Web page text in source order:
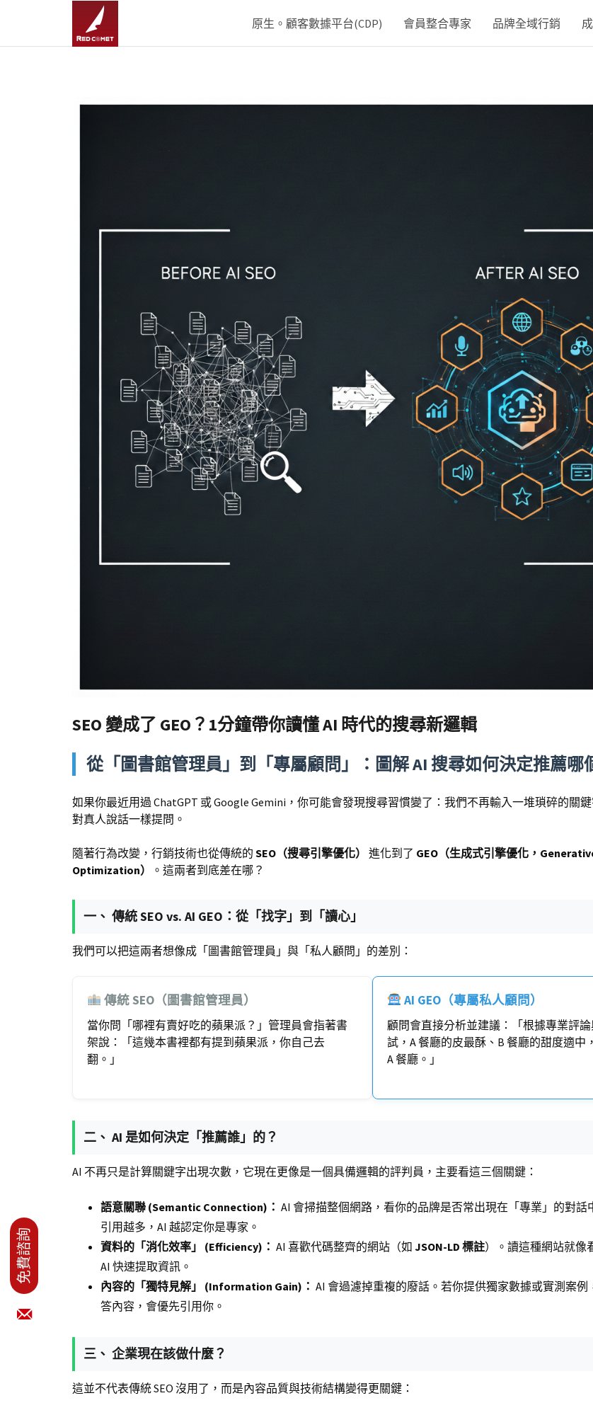
原生。顧客數據平台(CDP) 會員整合專家 品牌全域行銷
SEO 變成了 GEO？1分鐘帶你讀懂 AI 時代的搜尋新邏輯
從「圖書館管理員」到「專屬顧問」：圖解 AI 搜尋如何決定推薦哪
如果你最近用過 ChatGPT 或 Google Gemini，你可能會發現搜尋習慣變了：我們不再輸入一堆瑣碎的關
對真人說話一樣提問。
隨著行為改變，行銷技術也從傳統的 SEO（搜尋引擎優化） 進化到了 GEO（生成式引擎優化，
Optimization）
。這兩者到底差在哪？
一、 傳統 SEO vs. AI GEO：從「找字」到「讀心」
我們可以把這兩者想像成「圖書館管理員」與「私人顧問」的差別：
傳統 SEO（圖書館管理員）
當你問「哪裡有賣好吃的蘋果派？」管理員會指著書
架說：「這幾本書裡都有提到蘋果派，你自己去
翻。」
AI GEO（專屬私人顧問）
顧問會直接分析並建議：「根據專業評
試，A 餐廳的皮最酥、B 餐廳的甜度適中
A 餐廳。」
二、 AI 是如何決定「推薦誰」的？
AI 不再只是計算關鍵字出現次數，它現在更像是一個具備邏輯的評判員，主要看這三個關鍵：
語意關聯 (Semantic Connection)： AI 會掃描整個網路，看你的品牌是否常出現在「專業」的對話
引用越多，AI 越認定你是專家。
資料的「消化效率」 (Efficiency)： AI 喜歡代碼整齊的網站（如 JSON-LD 標註）。讀這種網站就像
AI 快速提取資訊。
內容的「獨特見解」 (Information Gain)： AI 會過濾掉重複的廢話。若你提供獨家數據或實測案例
答內容，會優先引用你。
三、 企業現在該做什麼？
這並不代表傳統 SEO 沒用了，而是內容品質與技術結構變得更關鍵：